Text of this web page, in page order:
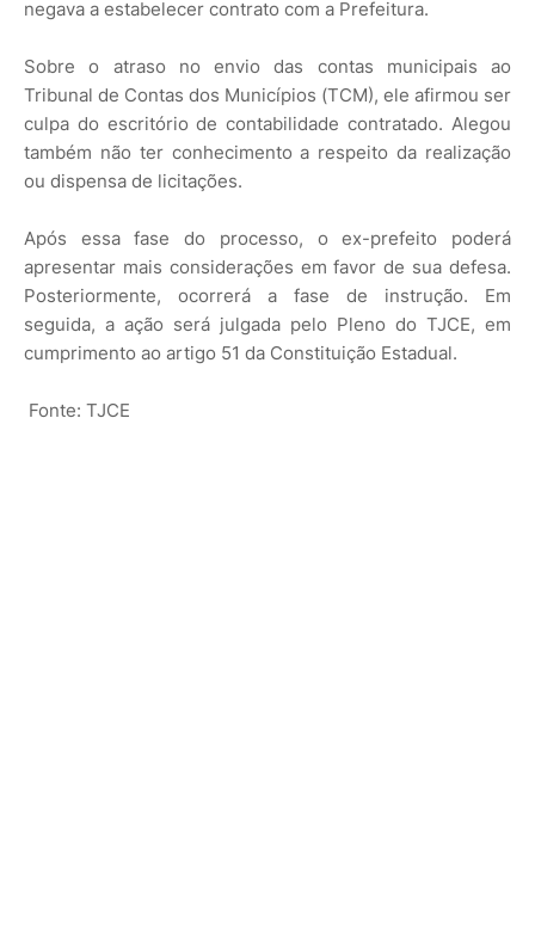
negava a estabelecer contrato com a Prefeitura.
Sobre o atraso no envio das contas municipais ao
Tribunal de Contas dos Municípios (TCM), ele afirmou ser
culpa do escritório de contabilidade contratado. Alegou
também não ter conhecimento a respeito da realização
ou dispensa de licitações.
Após essa fase do processo, o ex-prefeito poderá
apresentar mais considerações em favor de sua defesa.
Posteriormente, ocorrerá a fase de instrução. Em
seguida, a ação será julgada pelo Pleno do TJCE, em
cumprimento ao artigo 51 da Constituição Estadual.
Fonte: TJCE